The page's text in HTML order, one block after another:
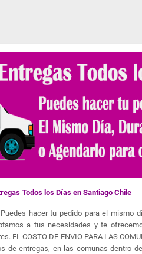
Todos los Días en Santiago Chile
hacer tu pedido para el mismo
a tus necesidades y te
EL COSTO DE ENVIO PARA LAS
de entregas, en las comunas dentro